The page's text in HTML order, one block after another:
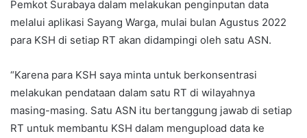
Pemkot Surabaya dalam melakukan penginputan data
melalui aplikasi Sayang Warga, mulai bulan Agustus 2022
para KSH di setiap RT akan didampingi oleh satu ASN.
“Karena para KSH saya minta untuk berkonsentrasi
melakukan pendataan dalam satu RT di wilayahnya
masing-masing. Satu ASN itu bertanggung jawab di setiap
RT untuk membantu KSH dalam mengupload data ke